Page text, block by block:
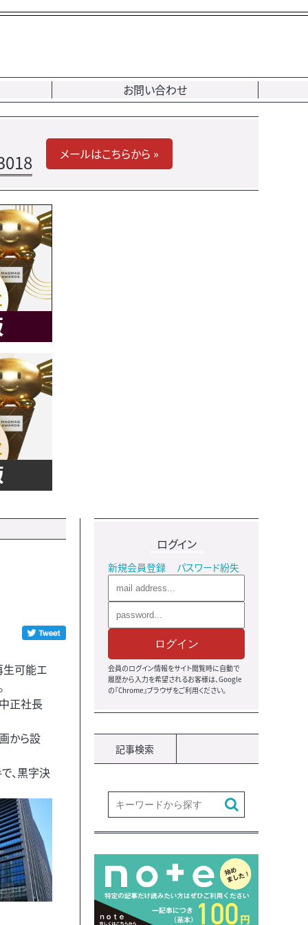
お問い合わせ
メールはこちらから »
生可能エ
正社長
から設
、黒字決
ログイン
新規会員登録 パスワード紛失
ログイン
会員のログイン情報をサイト閲覧時に自動で
履歴から入力を希望されるお客様は、Google
の『Chrome』ブラウザをご利用ください。
記事検索